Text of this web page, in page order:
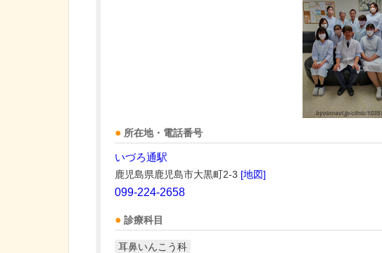
所在地・電話番号
いづろ通駅
鹿児島県鹿児島市大黒町2-3 [地図]
099-224-2658
診療科目
耳鼻いんこう科